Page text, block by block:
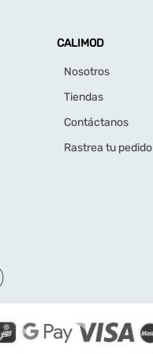
CALIMOD
Nosotros
Tiendas
Contáctanos
Rastrea tu pedido